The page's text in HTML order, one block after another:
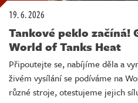
19. 6. 2026
Tankové peklo začíná!
World of Tanks Heat
Připoutejte se, nabíjíme děla a
živém vysílání se podíváme na
různé stroje, otestujeme jejich